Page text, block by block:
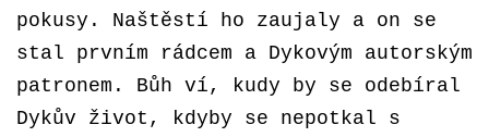
pokusy. Naštěstí ho zaujaly a on se
stal prvním rádcem a Dykovým autorským
patronem. Bůh ví, kudy by se odebíral
Dykův život, kdyby se nepotkal s